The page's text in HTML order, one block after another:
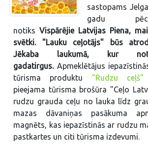
sastopams
gadu
notiksVispārējie Latvijas Piena,
svētki. "Lauku ceļotājs" būs
Jēkaba laukumā, kur
gadatirgus.Apmeklētājus
tūrisma produktu "Rudzu ceļš"
pieejama tūrisma brošūra "Ceļo
rudzu grauda ceļu no lauka līdz
mazas dāvaniņas pasākuma
magnēts, kas iepazīstinās ar rudzu
pastkartes un citi tūrisma izdevumi.